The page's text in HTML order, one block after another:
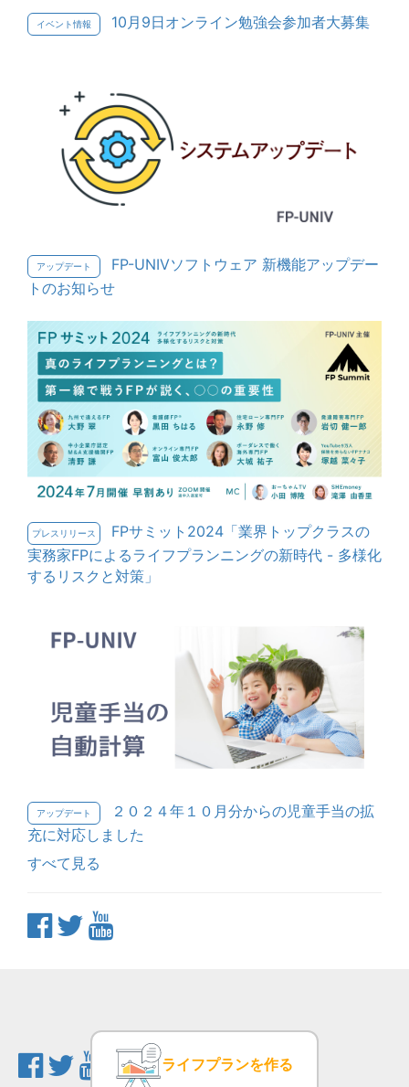
イベント情報 10月9日オンライン勉強会参加者大募集
アップデート
FP-UNIVソフトウェア 新機能アップデー
トのお知らせ
プレスリリース
FPサミット2024「業界トップクラスの
実務家FPによるライフプランニングの新時代 - 多様化
するリスクと対策」
アップデート
２０２４年１０月分からの児童手当の拡
充に対応しました
すべて見る
ライフプランを作る